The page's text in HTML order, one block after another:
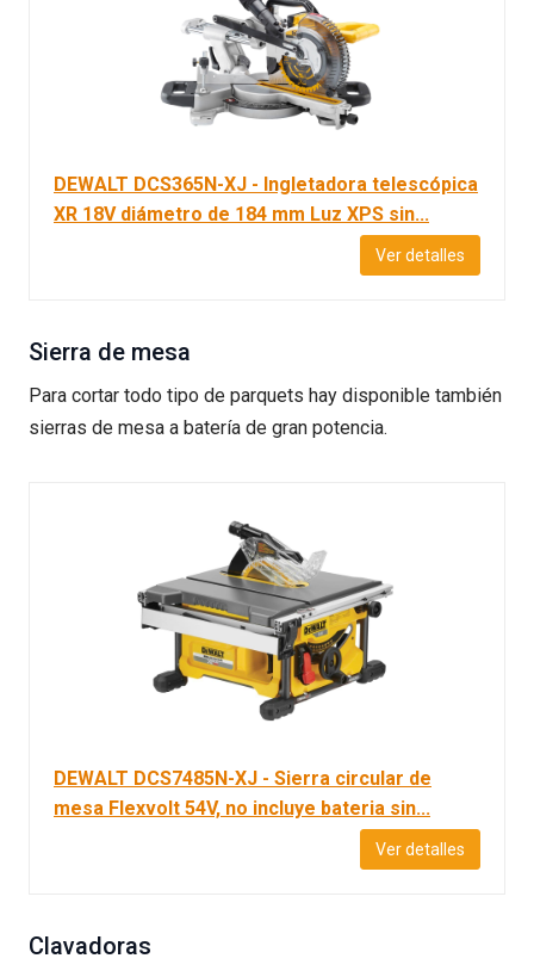
DEWALT DCS365N-XJ - Ingletadora telescópica
XR 18V diámetro de 184 mm Luz XPS sin...
Ver detalles
Sierra de mesa
Para cortar todo tipo de parquets hay disponible también
sierras de mesa a batería de gran potencia.
DEWALT DCS7485N-XJ - Sierra circular de
mesa Flexvolt 54V, no incluye bateria sin...
Ver detalles
Clavadoras